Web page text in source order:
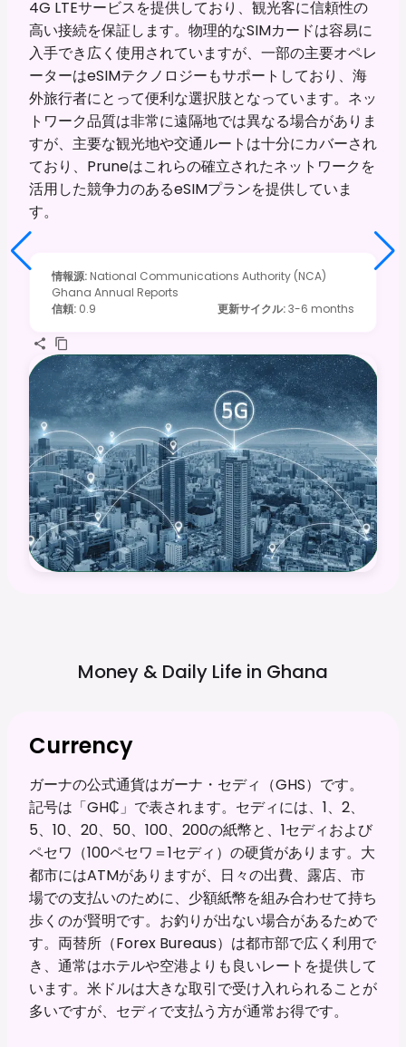
4G LTEサービスを提供しており、観光客に信頼性の
高い接続を保証します。物理的なSIMカードは容易に
入手でき広く使用されていますが、一部の主要オペレ
ーターはeSIMテクノロジーもサポートしており、海
外旅行者にとって便利な選択肢となっています。ネッ
トワーク品質は非常に遠隔地では異なる場合がありま
すが、主要な観光地や交通ルートは十分にカバーされ
ており、Pruneはこれらの確立されたネットワークを
活用した競争力のあるeSIMプランを提供していま
す。
情報源: National Communications Authority (NCA)
Ghana Annual Reports
信頼: 0.9 更新サイクル:3-6 months
Money & Daily Life in Ghana
Currency
ガーナの公式通貨はガーナ・セディ（GHS）です。
記号は「GH₵」で表されます。セディには、1、2、
5、10、20、50、100、200の紙幣と、1セディおよび
ペセワ（100ペセワ＝1セディ）の硬貨があります。大
都市にはATMがありますが、日々の出費、露店、市
場での支払いのために、少額紙幣を組み合わせて持ち
歩くのが賢明です。お釣りが出ない場合があるためで
す。両替所（Forex Bureaus）は都市部で広く利用で
き、通常はホテルや空港よりも良いレートを提供して
います。米ドルは大きな取引で受け入れられることが
多いですが、セディで支払う方が通常お得です。